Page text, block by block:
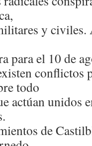
y civiles.
para el 10 de
conflictos
todo
actúan unidos
de